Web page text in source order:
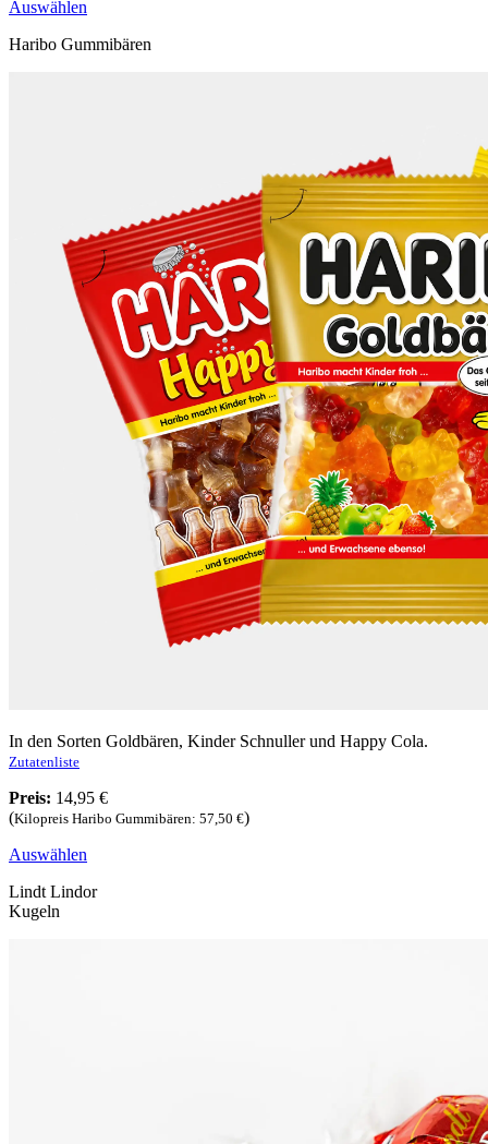
Auswählen
Haribo Gummibären
In den Sorten Goldbären, Kinder Schnuller und Happy Cola.
Zutatenliste
Preis: 14,95 €
(Kilopreis Haribo Gummibären: 57,50 €)
Auswählen
Lindt Lindor
Kugeln